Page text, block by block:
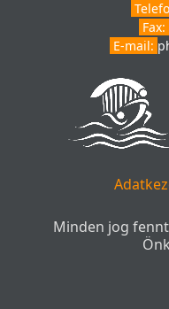
Fax:
E-mail:
Minden jog